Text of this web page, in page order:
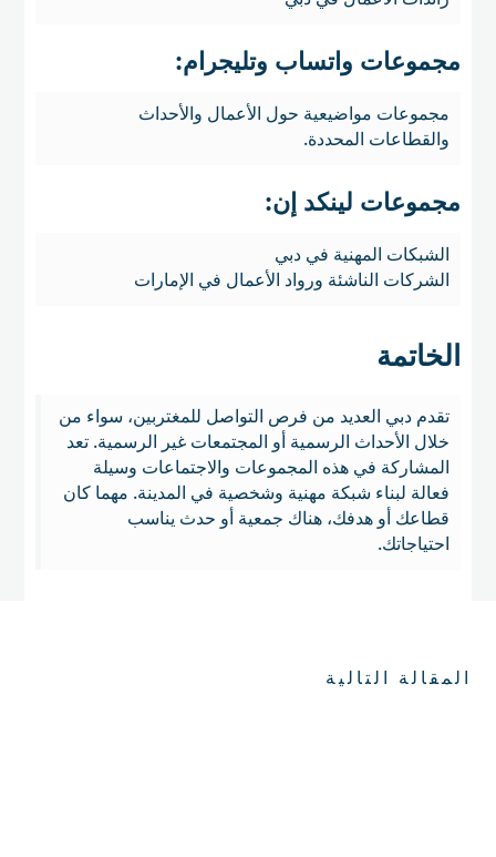
مجموعات واتساب وتليجرام:
مجموعات مواضيعية حول الأعمال والأحداث
والقطاعات المحددة.
مجموعات لينكد إن:
الشبكات المهنية في دبي
الشركات الناشئة ورواد الأعمال في الإمارات
الخاتمة
تقدم دبي العديد من فرص التواصل للمغتربين، سواء من
خلال الأحداث الرسمية أو المجتمعات غير الرسمية. تعد
المشاركة في هذه المجموعات والاجتماعات وسيلة
فعالة لبناء شبكة مهنية وشخصية في المدينة. مهما كان
قطاعك أو هدفك، هناك جمعية أو حدث يناسب
احتياجاتك.
المقالة التالية